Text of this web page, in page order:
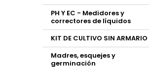
PH Y EC - Medidores y
correctores de líquidos
KIT DE CULTIVO SIN ARMARIO
Madres, esquejes y
germinación